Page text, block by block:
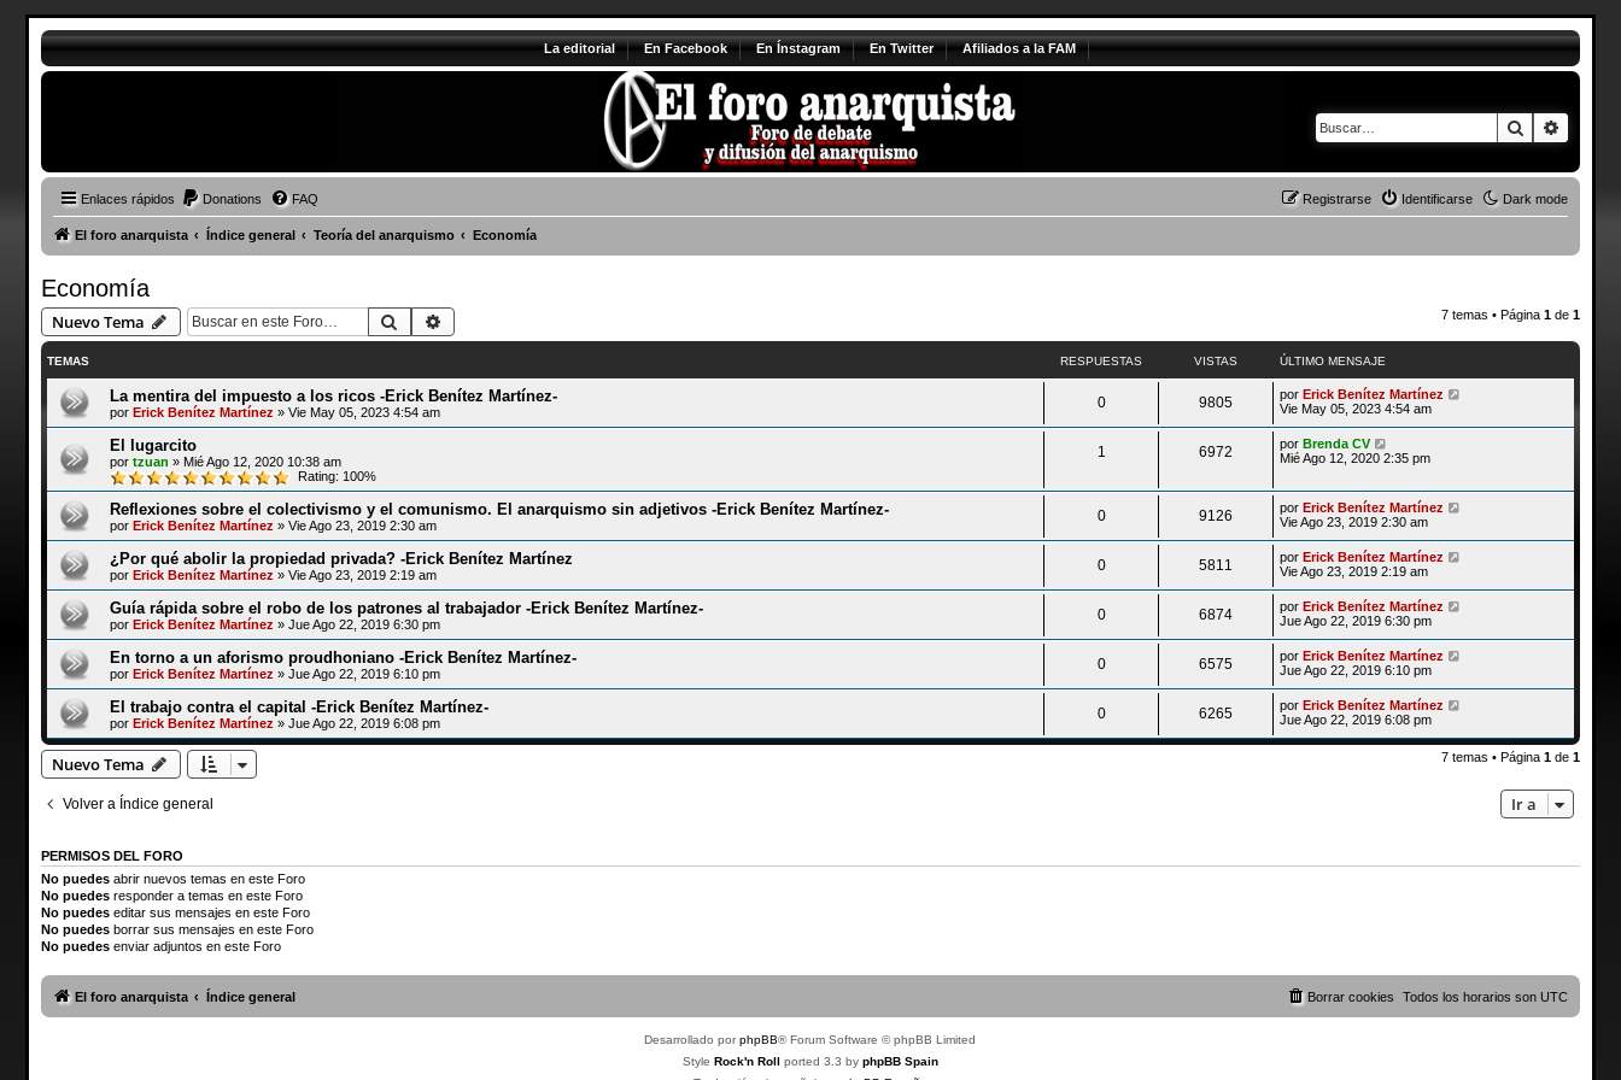
La editorial En Facebook En Ínstagram En Twitter Afiliados a la FAM
Buscar
Enlaces rápidos Dark mode
Donations FAQ Identificarse
Registrarse
El foro anarquista Índice general Teoría del anarquismo Economía
Economía
Nuevo Tema Buscar 7 temas • Página1 de1
TEMAS RESPUESTAS VISTAS ÚLTIMO MENSAJE
La mentira del impuesto a los ricos -Erick Benítez Martínez-
por Erick Benítez Martínez » Vie May 05, 2023 4:54 am
0 9805 porErick Benítez Martínez
Vie May 05, 2023 4:54 am
El lugarcito
por tzuan » Mié Ago 12, 2020 10:38 am
Rating: 100%
1 6972 porBrenda CV
Mié Ago 12, 2020 2:35 pm
Reflexiones sobre el colectivismo y el comunismo. El anarquismo sin adjetivos -Erick Benítez Martínez-
por Erick Benítez Martínez » Vie Ago 23, 2019 2:30 am
0 9126 porErick Benítez Martínez
Vie Ago 23, 2019 2:30 am
¿Por qué abolir la propiedad privada? -Erick Benítez Martínez
por Erick Benítez Martínez » Vie Ago 23, 2019 2:19 am
0 5811 porErick Benítez Martínez
Vie Ago 23, 2019 2:19 am
Guía rápida sobre el robo de los patrones al trabajador -Erick Benítez Martínez-
por Erick Benítez Martínez » Jue Ago 22, 2019 6:30 pm
0 6874 porErick Benítez Martínez
Jue Ago 22, 2019 6:30 pm
En torno a un aforismo proudhoniano -Erick Benítez Martínez-
por Erick Benítez Martínez » Jue Ago 22, 2019 6:10 pm
0 6575 porErick Benítez Martínez
Jue Ago 22, 2019 6:10 pm
El trabajo contra el capital -Erick Benítez Martínez-
por Erick Benítez Martínez » Jue Ago 22, 2019 6:08 pm
0 6265 porErick Benítez Martínez
Jue Ago 22, 2019 6:08 pm
Nuevo Tema 7 temas • Página1 de1
Volver a Índice general Ir a
PERMISOS DEL FORO
No puedesabrir nuevos temas en este Foro
No puedesresponder a temas en este Foro
No puedeseditar sus mensajes en este Foro
No puedesborrar sus mensajes en este Foro
No puedesenviar adjuntos en este Foro
El foro anarquista Índice general Todos los horarios sonUTC
Borrar cookies
Desarrollado porphpBB® Forum Software © phpBB Limited
Style Rock'n Roll ported 3.3 by phpBB Spain